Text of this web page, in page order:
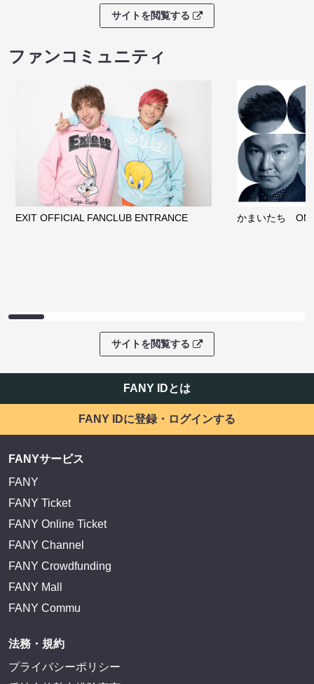
サイトを閲覧する
ファンコミュニティ
EXIT OFFICIAL FANCLUB ENTRANCE かまいたち
サイトを閲覧する
FANY IDとは
FANY IDに登録・ログインする
FANYサービス
FANY
FANY Ticket
FANY Online Ticket
FANY Channel
FANY Crowdfunding
FANY Mall
FANY Commu
法務・規約
プライバシーポリシー